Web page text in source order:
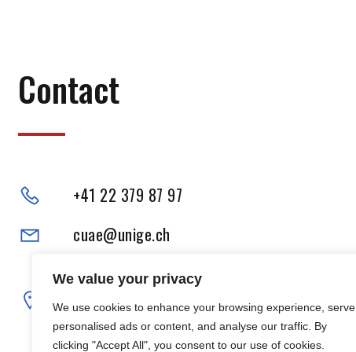
We value your privacy
We use cookies to enhance your browsing experience, serve
personalised ads or content, and analyse our traffic. By
clicking "Accept All", you consent to our use of cookies.
Contact
+41 22 379 87 97
cuae@unige.ch
Adresse physique :
102, Boulevard Carl-Vogt
1205 Genève